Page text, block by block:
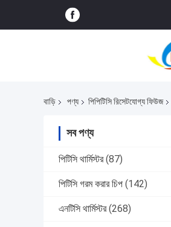
বাড়ি পণ্য পিপিটিসি রিসেটযোগ্য ফিউজ
সব পণ্য
পিটিসি থার্মিস্টর (87)
পিটিসি গরম করার চিপ (142)
এনটিসি থার্মিস্টর (268)